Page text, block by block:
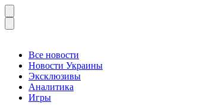
Все новости
Новости Украины
Эксклюзивы
Аналитика
Игры